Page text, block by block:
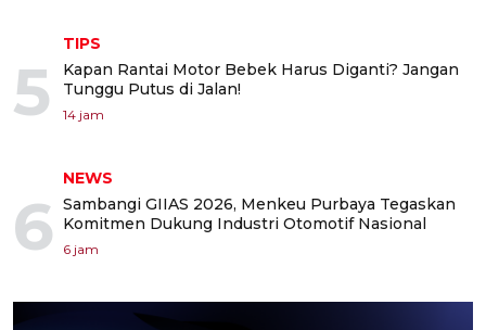
5
TIPS
Kapan Rantai Motor Bebek Harus Diganti? Jangan
Tunggu Putus di Jalan!
14 jam
6
NEWS
Sambangi GIIAS 2026, Menkeu Purbaya Tegaskan
Komitmen Dukung Industri Otomotif Nasional
6 jam